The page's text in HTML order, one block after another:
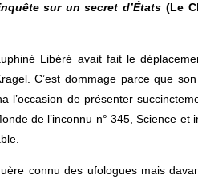
sur un secret d’États (Le
Libéré avait fait le
C’est dommage parce que
l’occasion de présenter
de l’inconnu n° 345, Science
connu des ufologues mais